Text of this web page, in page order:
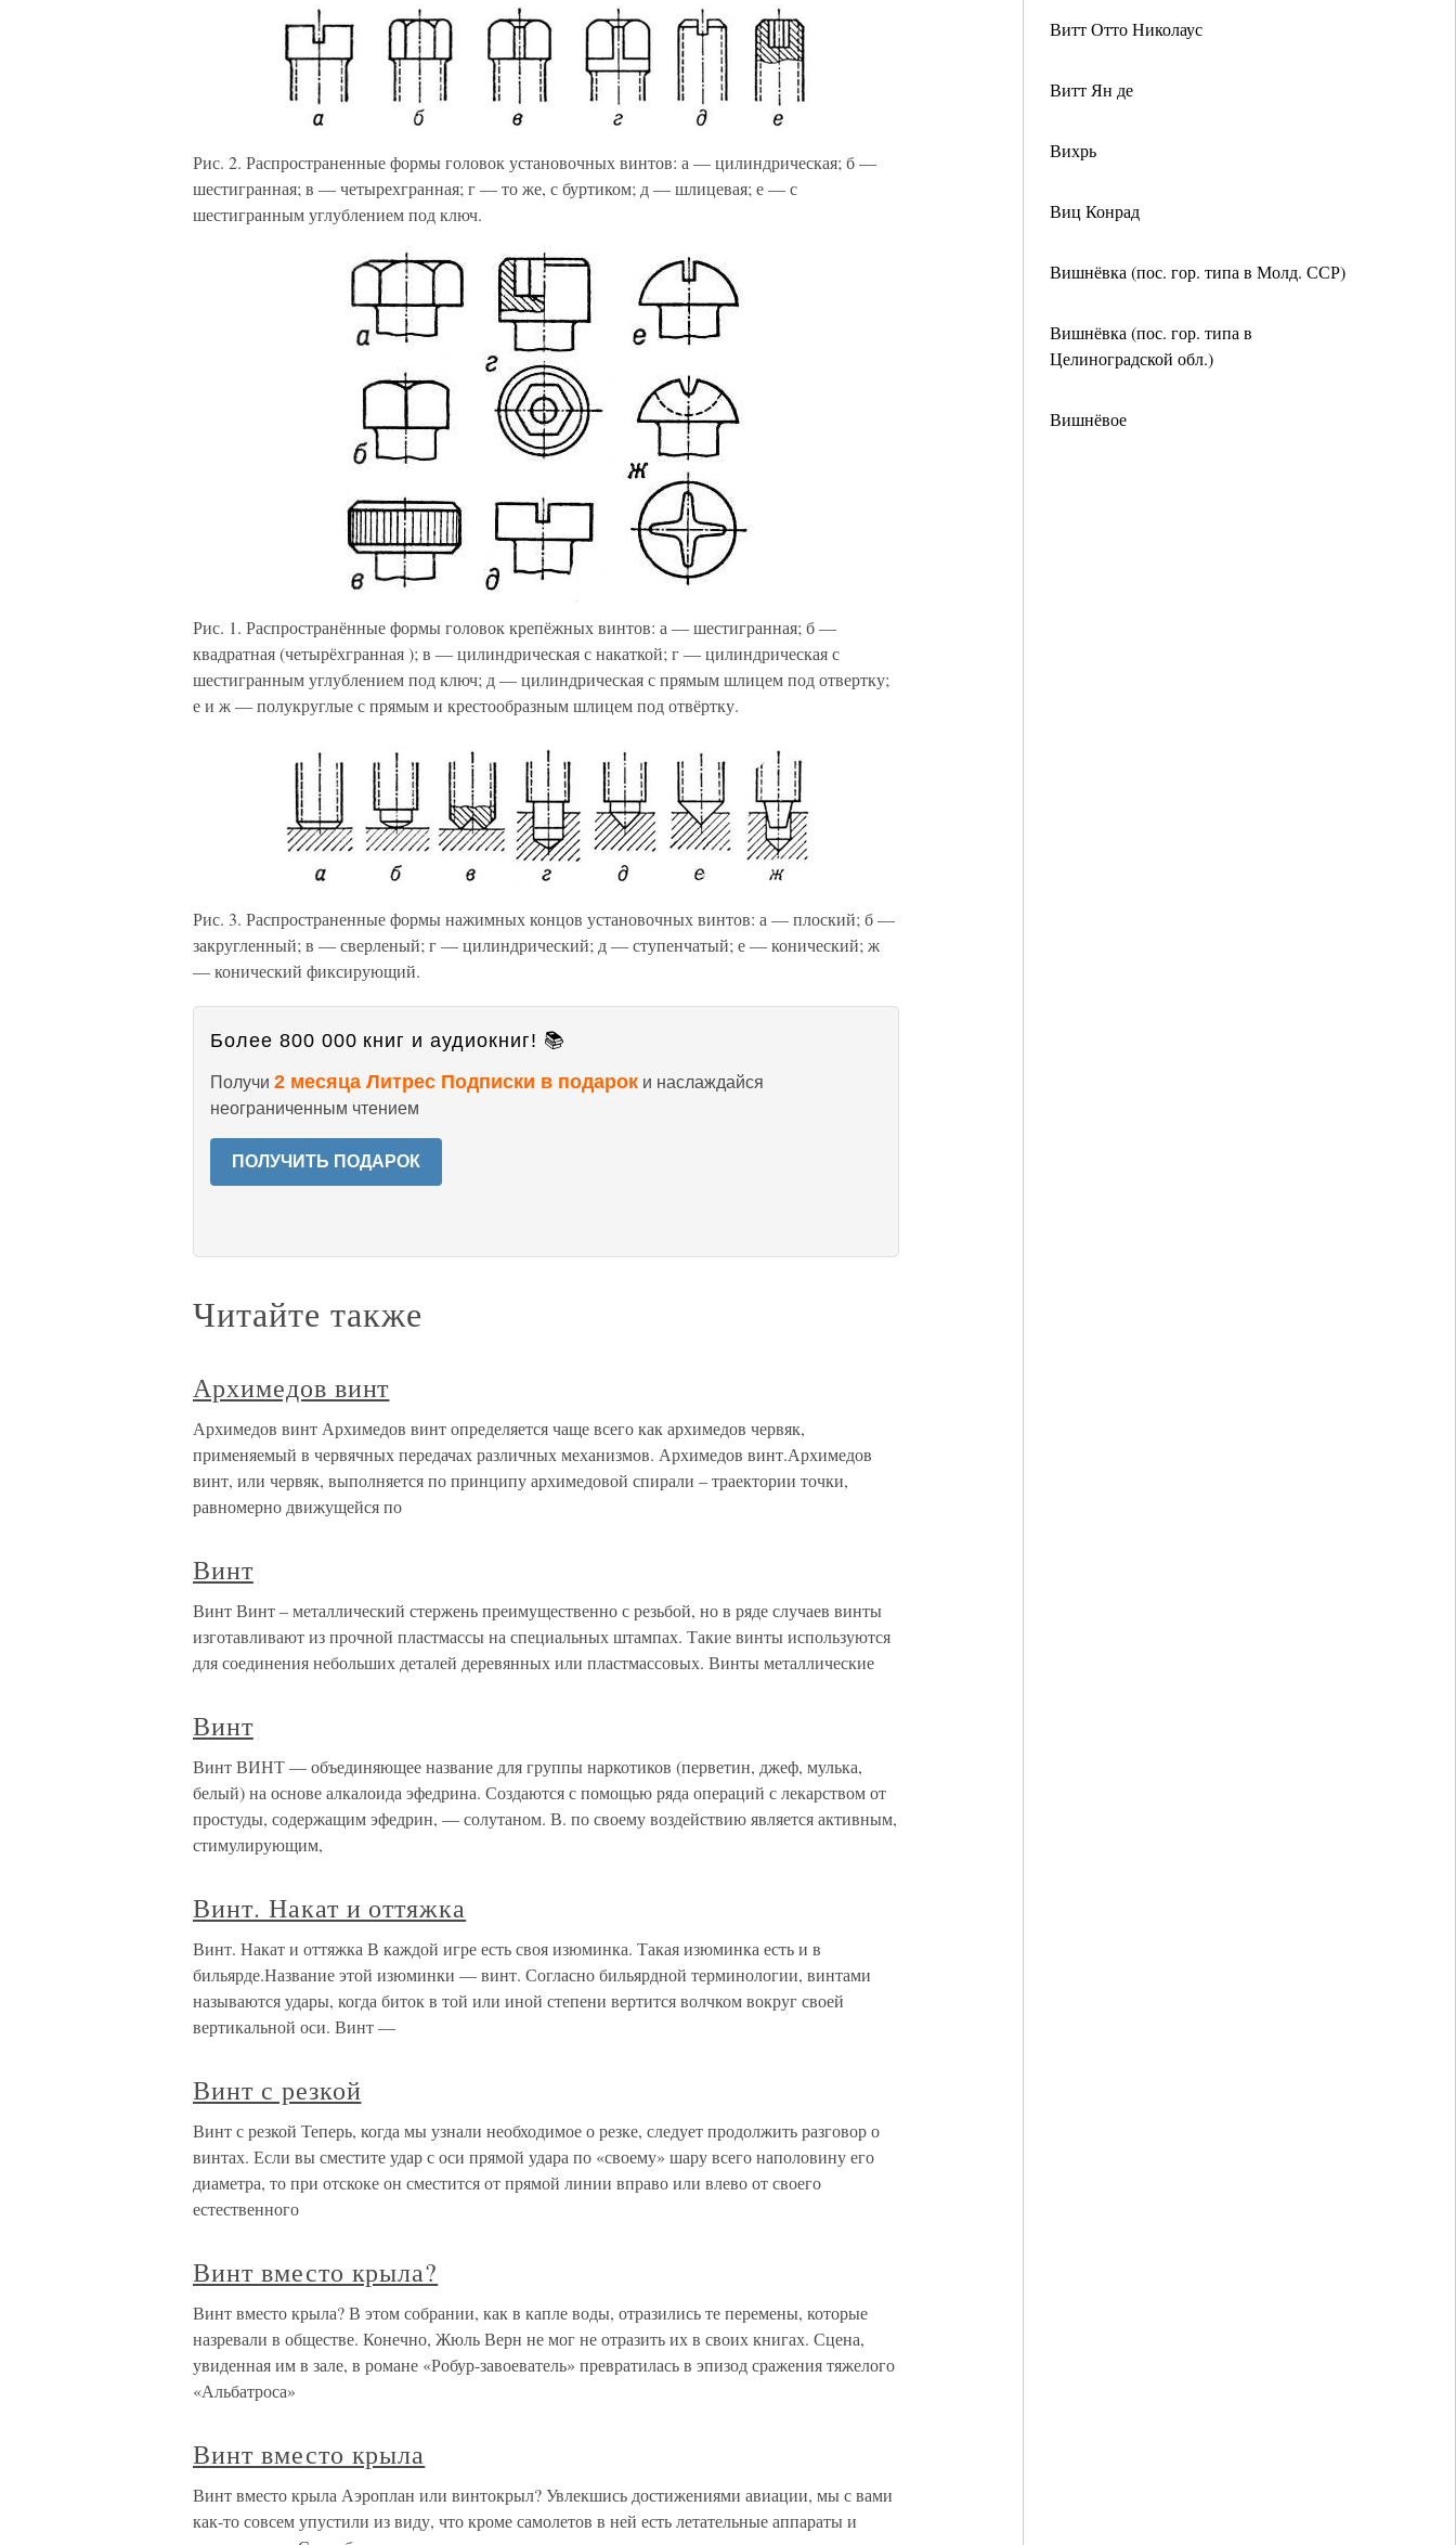
Витт Отто Николаус
Витт Ян де
Вихрь
Виц Конрад
Вишнёвка (пос. гор. типа в Молд. ССР)
Вишнёвка (пос. гор. типа в
Целиноградской обл.)
Вишнёвое
Рис. 2. Распространенные формы головок установочных винтов: а — цилиндрическая; б —
шестигранная; в — четырехгранная; г — то же, с буртиком; д — шлицевая; е — с
шестигранным углублением под ключ.
Рис. 1. Распространённые формы головок крепёжных винтов: а — шестигранная; б —
квадратная (четырёхгранная ); в — цилиндрическая с накаткой; г — цилиндрическая с
шестигранным углублением под ключ; д — цилиндрическая с прямым шлицем под отвертку;
е и ж — полукруглые с прямым и крестообразным шлицем под отвёртку.
Рис. 3. Распространенные формы нажимных концов установочных винтов: а — плоский; б —
закругленный; в — сверленый; г — цилиндрический; д — ступенчатый; е — конический; ж
— конический фиксирующий.
Более 800 000 книг и аудиокниг! 📚
Получи 2 месяца Литрес Подписки в подарок и наслаждайся
неограниченным чтением
ПОЛУЧИТЬ ПОДАРОК
Читайте также
Архимедов винт
Архимедов винт Архимедов винт определяется чаще всего как архимедов червяк,
применяемый в червячных передачах различных механизмов. Архимедов винт.Архимедов
винт, или червяк, выполняется по принципу архимедовой спирали – траектории точки,
равномерно движущейся по
Винт
Винт Винт – металлический стержень преимущественно с резьбой, но в ряде случаев винты
изготавливают из прочной пластмассы на специальных штампах. Такие винты используются
для соединения небольших деталей деревянных или пластмассовых. Винты металлические
Винт
Винт ВИНТ — объединяющее название для группы наркотиков (перветин, джеф, мулька,
белый) на основе алкалоида эфедрина. Создаются с помощью ряда операций с лекарством от
простуды, содержащим эфедрин, — солутаном. В. по своему воздействию является активным,
стимулирующим,
Винт. Накат и оттяжка
Винт. Накат и оттяжка В каждой игре есть своя изюминка. Такая изюминка есть и в
бильярде.Название этой изюминки — винт. Согласно бильярдной терминологии, винтами
называются удары, когда биток в той или иной степени вертится волчком вокруг своей
вертикальной оси. Винт —
Винт с резкой
Винт с резкой Теперь, когда мы узнали необходимое о резке, следует продолжить разговор о
винтах. Если вы сместите удар с оси прямой удара по «своему» шару всего наполовину его
диаметра, то при отскоке он сместится от прямой линии вправо или влево от своего
естественного
Винт вместо крыла?
Винт вместо крыла? В этом собрании, как в капле воды, отразились те перемены, которые
назревали в обществе. Конечно, Жюль Верн не мог не отразить их в своих книгах. Сцена,
увиденная им в зале, в романе «Робур-завоеватель» превратилась в эпизод сражения тяжелого
«Альбатроса»
Винт вместо крыла
Винт вместо крыла Аэроплан или винтокрыл? Увлекшись достижениями авиации, мы с вами
как-то совсем упустили из виду, что кроме самолетов в ней есть летательные аппараты и